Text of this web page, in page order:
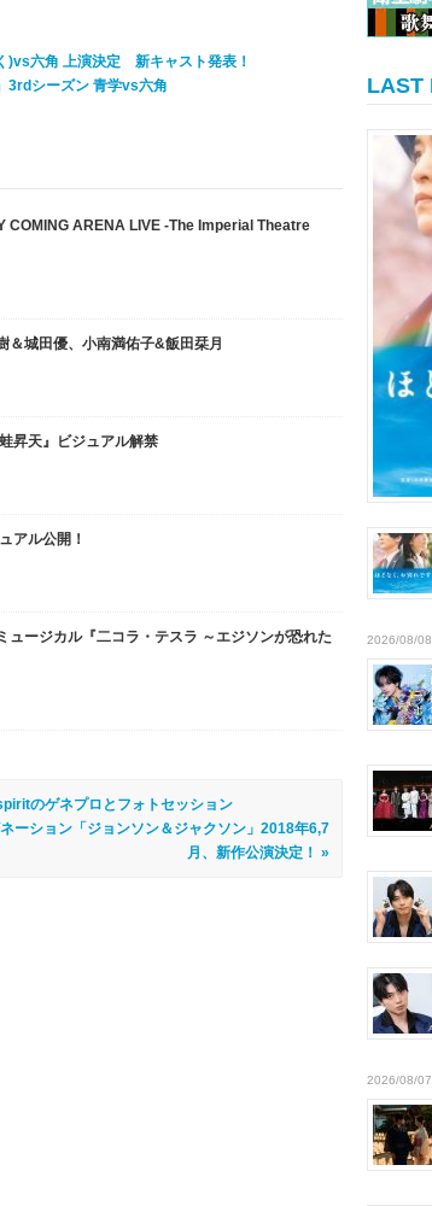
)vs六角 上演決定 新キャスト発表！
3rdシーズン 青学vs六角
COMING ARENA LIVE -The Imperial Theatre
＆城田優、小南満佑子&飯田栞月
昇天』ビジュアル解禁
アル公開！
ュージカル『二コラ・テスラ ～エジソンが恐れた
のゲネプロとフォトセッション
ーション「ジョンソン＆ジャクソン」2018年6,7
月、新作公演決定！ »
LAST
2026/08/08
2026/08/07